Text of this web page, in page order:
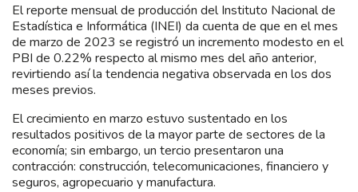
El reporte mensual de producción del Instituto Nacional de
Estadística e Informática (INEI) da cuenta de que en el mes
de marzo de 2023 se registró un incremento modesto en el
PBI de 0.22% respecto al mismo mes del año anterior,
revirtiendo así la tendencia negativa observada en los dos
meses previos.
El crecimiento en marzo estuvo sustentado en los
resultados positivos de la mayor parte de sectores de la
economía; sin embargo, un tercio presentaron una
contracción: construcción, telecomunicaciones, financiero y
seguros, agropecuario y manufactura.